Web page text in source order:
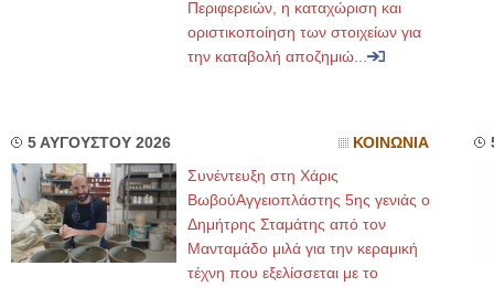
Περιφερειών, η καταχώριση και
οριστικοποίηση των στοιχείων για
την καταβολή αποζημιώ...
5 ΑΥΓΟΥΣΤΟΥ 2026 ΚΟΙΝΩΝΙΑ
Συνέντευξη στη Χάρις
ΒωβούΑγγειοπλάστης 5ης γενιάς ο
Δημήτρης Σταμάτης από τον
Μανταμάδο μιλά για την κεραμική
τέχνη που εξελίσσεται με το